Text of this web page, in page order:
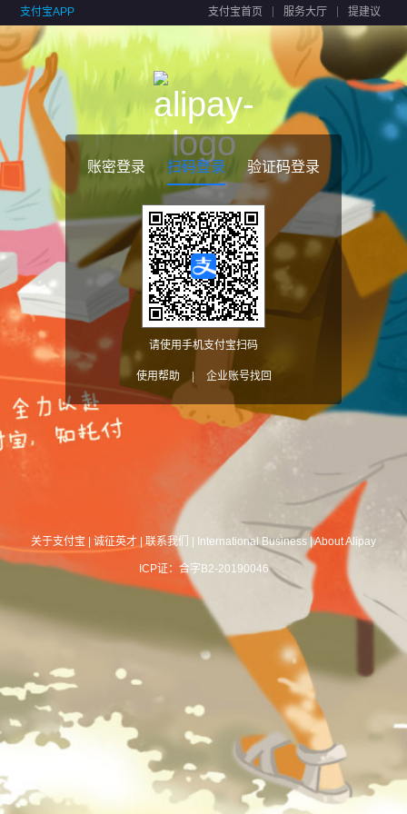
支付宝APP 支付宝首页 服务大厅 提建议
账密登录 扫码登录 验证码登录
请使用手机支付宝扫码
使用帮助 | 企业账号找回
关于支付宝 诚征英才 联系我们 International Business |About Alipay
ICP证：合字B2-20190046